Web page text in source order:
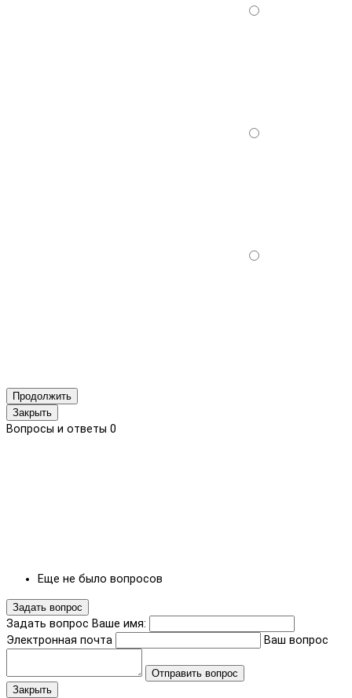
Продолжить
Закрыть
Вопросы и ответы 0
Еще не было вопросов
Задать вопрос
Задать вопрос Ваше имя:
Электронная почта
Ваш вопрос
Отправить вопрос
Закрыть